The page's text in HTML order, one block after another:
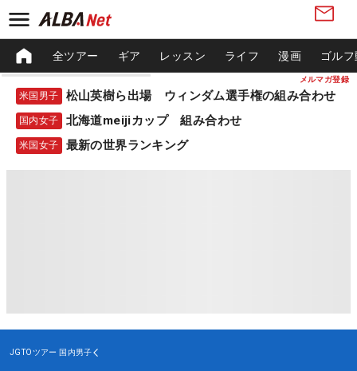
メルマガ登録
全ツアー ギア レッスン ライフ 漫画 ゴル
米国男子 松山英樹ら出場 ウィンダム選手権の組み合わせ
国内女子 北海道meijiカップ 組み合わせ
米国女子 最新の世界ランキング
JGTOツアー 国内男子